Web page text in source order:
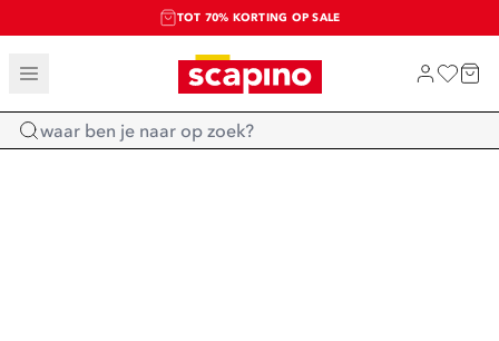
TOT 70% KORTING OP SALE
SALE: LAATSTE KANS!
SHOP NIEUW
Home